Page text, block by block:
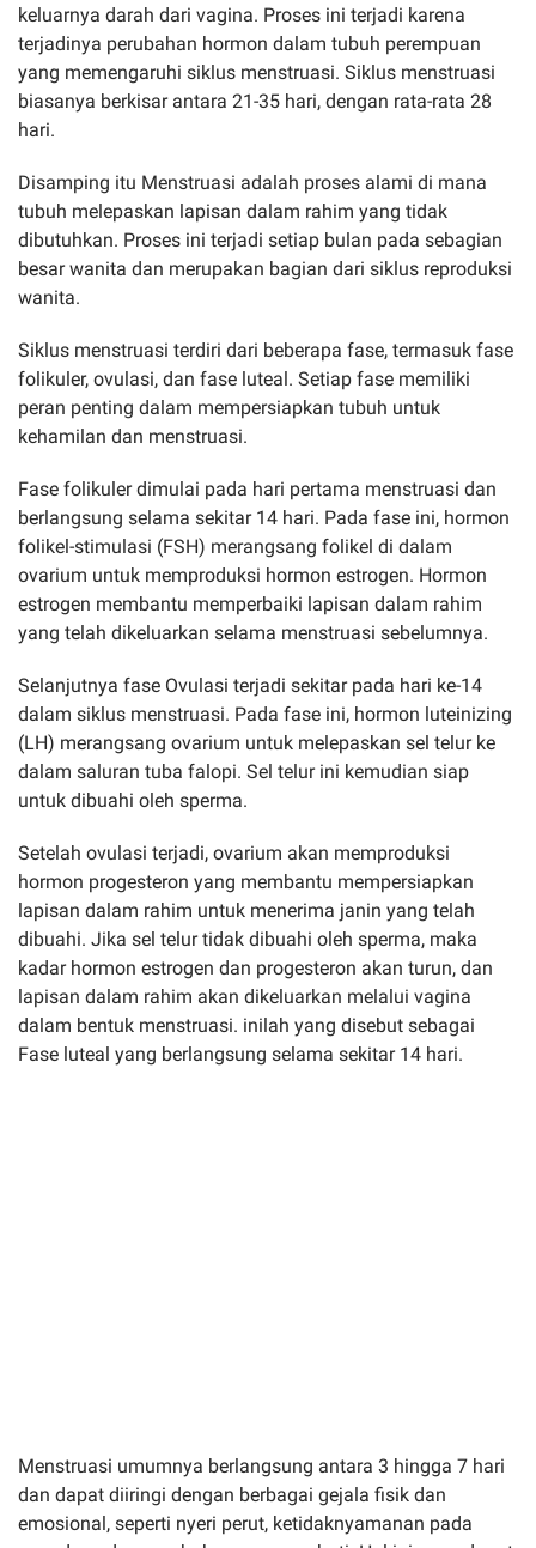
keluarnya darah dari vagina. Proses ini terjadi karena
terjadinya perubahan hormon dalam tubuh perempuan
yang memengaruhi siklus menstruasi. Siklus menstruasi
biasanya berkisar antara 21-35 hari, dengan rata-rata 28
hari.
Disamping itu Menstruasi adalah proses alami di mana
tubuh melepaskan lapisan dalam rahim yang tidak
dibutuhkan. Proses ini terjadi setiap bulan pada sebagian
besar wanita dan merupakan bagian dari siklus reproduksi
wanita.
Siklus menstruasi terdiri dari beberapa fase, termasuk fase
folikuler, ovulasi, dan fase luteal. Setiap fase memiliki
peran penting dalam mempersiapkan tubuh untuk
kehamilan dan menstruasi.
Fase folikuler dimulai pada hari pertama menstruasi dan
berlangsung selama sekitar 14 hari. Pada fase ini, hormon
folikel-stimulasi (FSH) merangsang folikel di dalam
ovarium untuk memproduksi hormon estrogen. Hormon
estrogen membantu memperbaiki lapisan dalam rahim
yang telah dikeluarkan selama menstruasi sebelumnya.
Selanjutnya fase Ovulasi terjadi sekitar pada hari ke-14
dalam siklus menstruasi. Pada fase ini, hormon luteinizing
(LH) merangsang ovarium untuk melepaskan sel telur ke
dalam saluran tuba falopi. Sel telur ini kemudian siap
untuk dibuahi oleh sperma.
Setelah ovulasi terjadi, ovarium akan memproduksi
hormon progesteron yang membantu mempersiapkan
lapisan dalam rahim untuk menerima janin yang telah
dibuahi. Jika sel telur tidak dibuahi oleh sperma, maka
kadar hormon estrogen dan progesteron akan turun, dan
lapisan dalam rahim akan dikeluarkan melalui vagina
dalam bentuk menstruasi. inilah yang disebut sebagai
Fase luteal yang berlangsung selama sekitar 14 hari.
Menstruasi umumnya berlangsung antara 3 hingga 7 hari
dan dapat diiringi dengan berbagai gejala fisik dan
emosional, seperti nyeri perut, ketidaknyamanan pada